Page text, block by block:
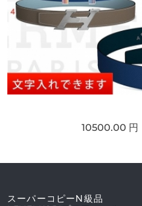
10500.00 円
スーパーコピーN級品